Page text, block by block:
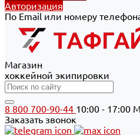
Авторизация
По Email или номеру
Магазин
хоккейной экипировки
8 800 700-90-44 10:00 - 17:00
Заказать звонок